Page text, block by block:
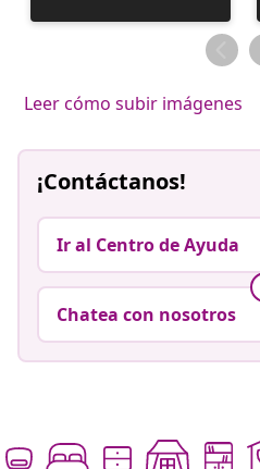
Leer cómo subir imágenes
¡Contáctanos!
Ir al Centro de Ayuda
Chatea con nosotros